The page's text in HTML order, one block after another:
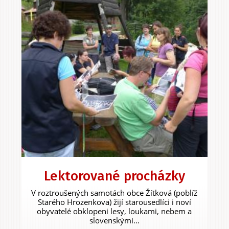
Lektorované procházky
V roztroušených samotách obce Žítková (poblíž
Starého Hrozenkova) žijí starousedlíci i noví
obyvatelé obklopeni lesy, loukami, nebem a
slovenskými...